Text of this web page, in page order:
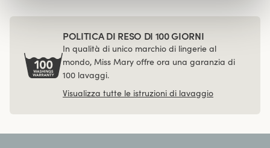
POLITICA DI RESO DI 100 GIORNI
In qualità di unico marchio di lingerie al
mondo, Miss Mary offre ora una garanzia di
100 lavaggi.
Visualizza tutte le istruzioni di lavaggio